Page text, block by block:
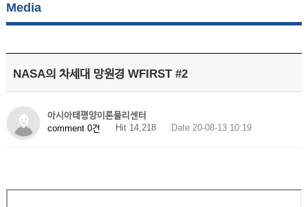
Media
NASA의 차세대 망원경 WFIRST #2
아시아태평양이론물리센터
comment 0건
Hit 14,218 Date 20-08-13 10:19